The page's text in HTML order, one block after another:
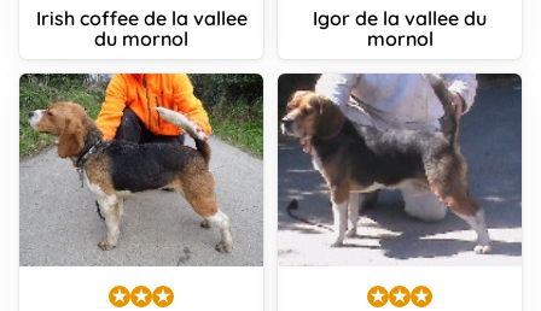
Irish coffee de la vallee
du mornol
Igor de la vallee du
mornol